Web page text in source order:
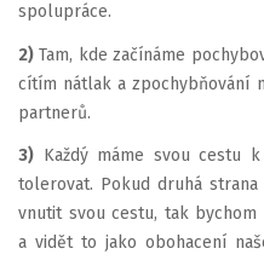
spolupráce.
2) Tam, kde začínáme
cítím nátlak a zpochybňování
partnerů.
3) Každý máme svou cestu
tolerovat. Pokud druhá
vnutit svou cestu, tak
a vidět to jako obohacení